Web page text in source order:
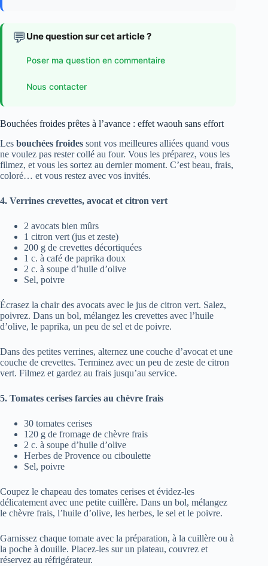
💬 Une question sur cet article ?
Poser ma question en commentaire
Nous contacter
Bouchées froides prêtes à l’avance : effet waouh sans effort
Les bouchées froides sont vos meilleures alliées quand vous
ne voulez pas rester collé au four. Vous les préparez, vous les
filmez, et vous les sortez au dernier moment. C’est beau, frais,
coloré… et vous restez avec vos invités.
4. Verrines crevettes, avocat et citron vert
2 avocats bien mûrs
1 citron vert (jus et zeste)
200 g de crevettes décortiquées
1 c. à café de paprika doux
2 c. à soupe d’huile d’olive
Sel, poivre
Écrasez la chair des avocats avec le jus de citron vert. Salez,
poivrez. Dans un bol, mélangez les crevettes avec l’huile
d’olive, le paprika, un peu de sel et de poivre.
Dans des petites verrines, alternez une couche d’avocat et une
couche de crevettes. Terminez avec un peu de zeste de citron
vert. Filmez et gardez au frais jusqu’au service.
5. Tomates cerises farcies au chèvre frais
30 tomates cerises
120 g de fromage de chèvre frais
2 c. à soupe d’huile d’olive
Herbes de Provence ou ciboulette
Sel, poivre
Coupez le chapeau des tomates cerises et évidez-les
délicatement avec une petite cuillère. Dans un bol, mélangez
le chèvre frais, l’huile d’olive, les herbes, le sel et le poivre.
Garnissez chaque tomate avec la préparation, à la cuillère ou à
la poche à douille. Placez-les sur un plateau, couvrez et
réservez au réfrigérateur.